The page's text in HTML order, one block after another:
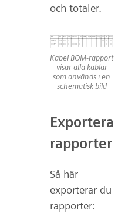
och totaler.
Kabel BOM-rapport
visar alla kablar
som används i en
schematisk bild
Exportera
rapporter
Så här
exporterar du
rapporter: